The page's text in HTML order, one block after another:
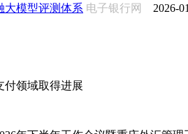
大模型评测体系 电子银行网 2026-
付领域取得进展